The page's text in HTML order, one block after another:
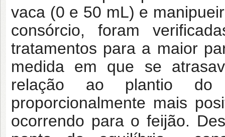
vaca (0 e 50 mL) e
consórcio, foram
tratamentos para a maior
medida em que se
relação ao plantio do
proporcionalmente mais
ocorrendo para o feijão.